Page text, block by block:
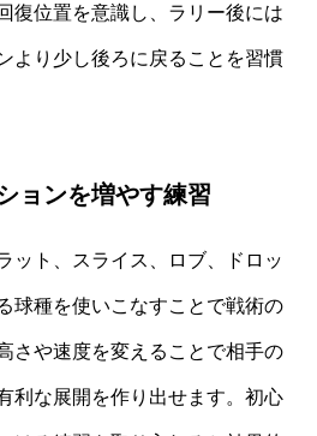
復位置を意識し、ラリー後には
より少し後ろに戻ることを習慣
ョンを増やす練習
ット、スライス、ロブ、ドロッ
球種を使いこなすことで戦術の
さや速度を変えることで相手の
利な展開を作り出せます。初心